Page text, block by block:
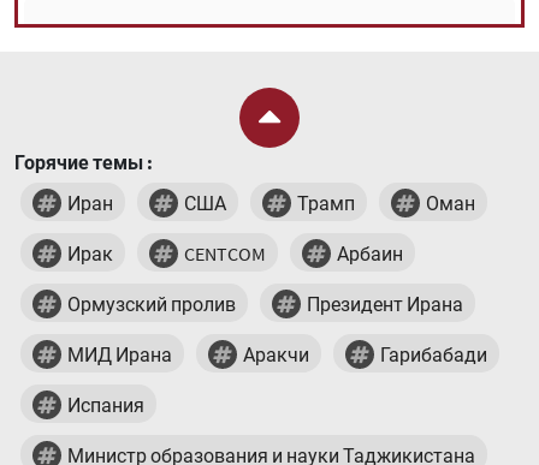
Горячие темы :
Иран
США Трамп Оман
Ирак CENTCOM Арбаин
Ормузский пролив Президент Ирана
МИД Ирана Аракчи Гарибабади
Испания
Министр образования и науки Таджикистана